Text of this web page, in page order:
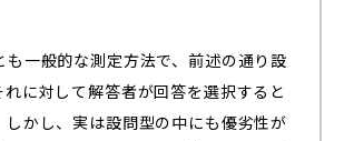
も一般的な測定方法で、前述の通り設
れに対して解答者が回答を選択すると
しかし、実は設問型の中にも優劣性が